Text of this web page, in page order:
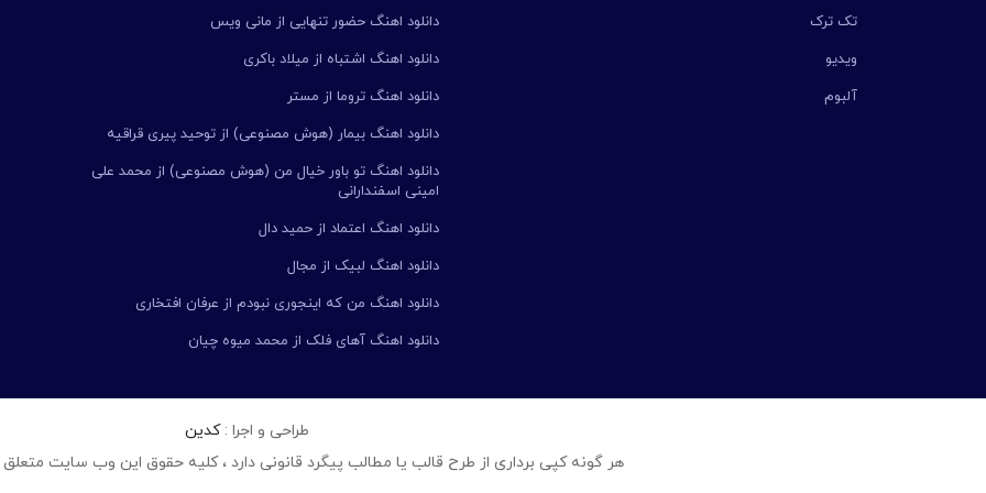
تک ترک
ویدیو
آلبوم
دانلود اهنگ حضور تنهایی از مانی ویس
دانلود اهنگ اشتباه از میلاد باکری
دانلود اهنگ تروما از مستر
دانلود اهنگ بیمار (هوش مصنوعی) از توحید پیری قراقیه
دانلود اهنگ تو باور خیال من (هوش مصنوعی) از محمد علی
امینی اسفندارانی
دانلود اهنگ اعتماد از حمید دال
دانلود اهنگ لبیک از مجال
دانلود اهنگ من که اینجوری نبودم از عرفان افتخاری
دانلود اهنگ آهای فلک از محمد میوه چیان
طراحی و اجرا :کدین
هر گونه کپی برداری از طرح قالب یا مطالب پیگرد قانونی دارد ، کلیه حقوق این وب سایت